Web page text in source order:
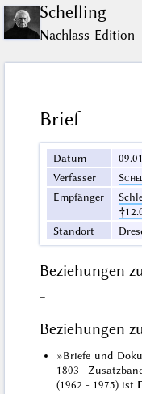
Schelling
Nachlass-Edition
Brief
Datum
Verfasser
Empfänger
Standort
Beziehungen
–
Beziehungen
»Briefe und
1803
(1962 - 1975) ist